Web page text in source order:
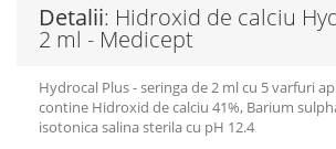
Detalii: Hidroxid de calciu
2 ml - Medicept
Hydrocal Plus - seringa de 2 ml cu 5 varfuri
contine Hidroxid de calciu 41%, Barium
isotonica salina sterila cu pH 12.4